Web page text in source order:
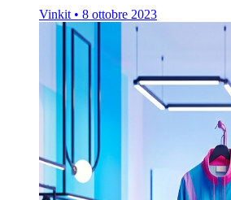
Vinkit • 8 ottobre 2023